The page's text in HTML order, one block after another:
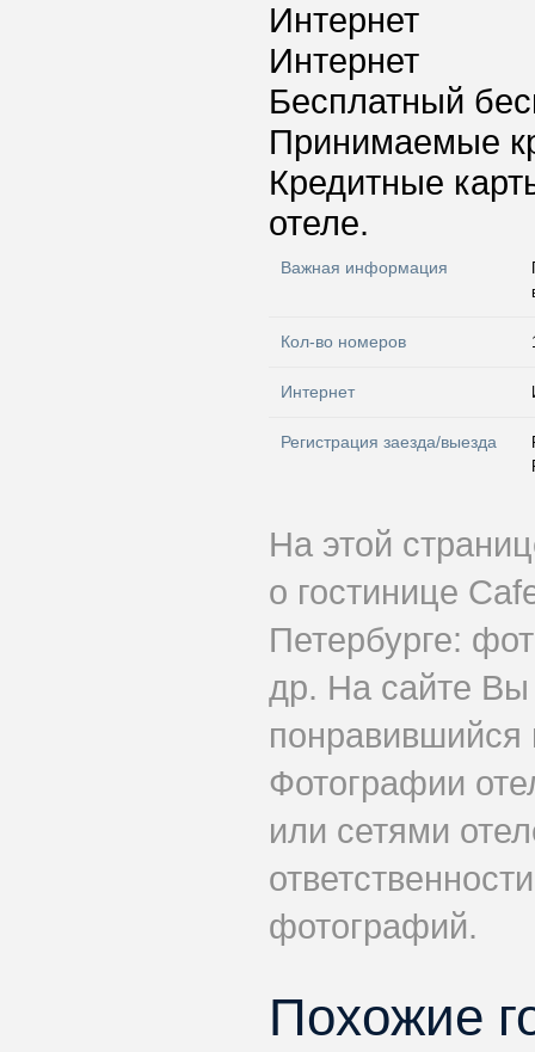
Интернет
Интернет
Бесплатный
Принимаемые
Кредитные
отеле.
Важная информация
Кол-во номеров
Интернет
Регистрация заезда/выезда
На этой
о гостинице
Петербурге:
др. На сайте Вы
понравившийся
Фотографии
или сетями
фотографий.
Похожие